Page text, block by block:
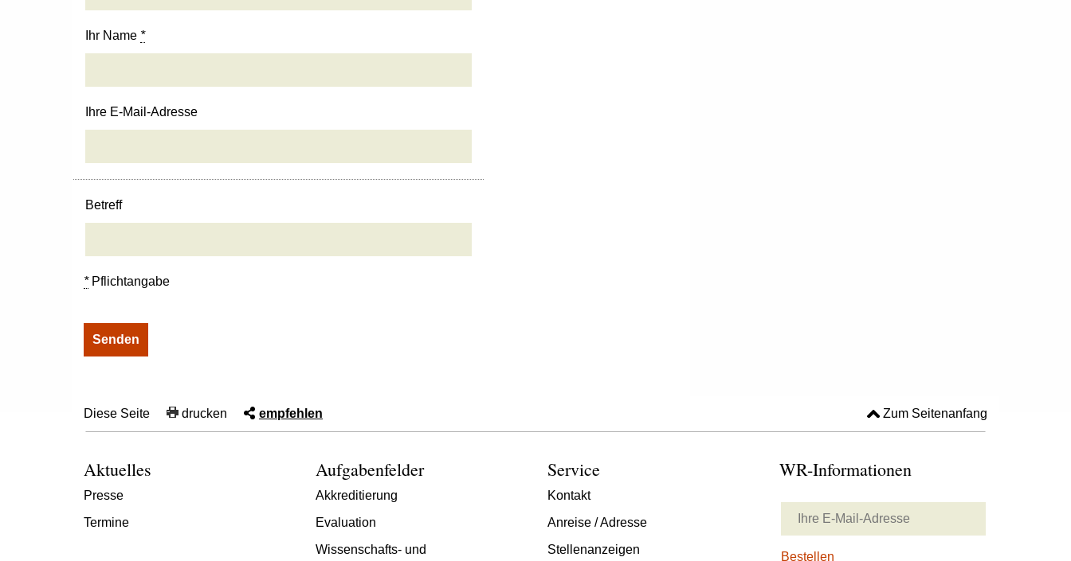
Ihr Name *
Ihre E-Mail-Adresse
Betreff
*Pflichtangabe
Diese Seite drucken empfehlen Zum Seitenanfang
Aktuelles
Presse
Termine
Aufgabenfelder
Akkreditierung
Evaluation
Wissenschafts- und
Service
Kontakt
Anreise / Adresse
Stellenanzeigen
WR-Informationen